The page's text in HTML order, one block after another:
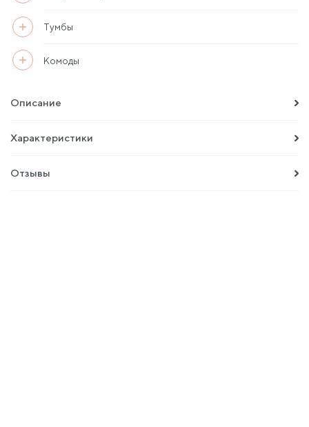
Тумбы
Комоды
Описание
Характеристики
Отзывы